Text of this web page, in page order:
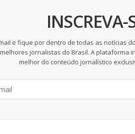
INSCREVA-
e fique por dentro de todas as notícias
jornalistas do Brasil. A plataforma
melhor do conteúdo jornalístico